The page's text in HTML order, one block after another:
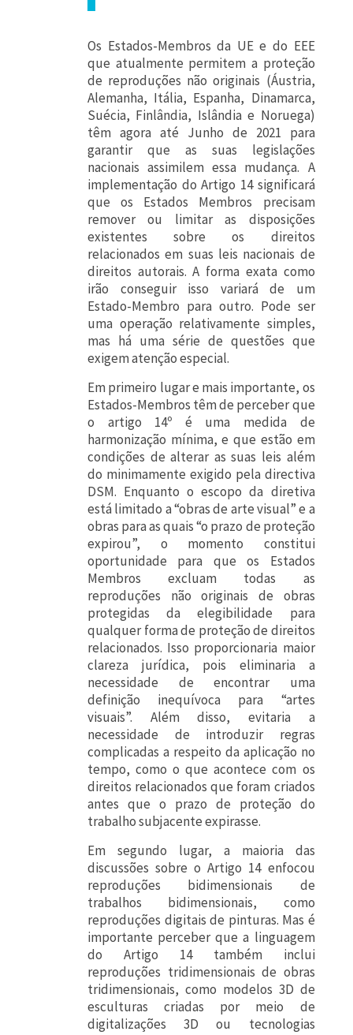
Os Estados-Membros da UE e do EEE
que atualmente permitem a proteção
de reproduções não originais (Áustria,
Alemanha, Itália, Espanha, Dinamarca,
Suécia, Finlândia, Islândia e Noruega)
têm agora até Junho de 2021 para
garantir que as suas legislações
nacionais assimilem essa mudança. A
implementação do Artigo 14 significará
que os Estados Membros precisam
remover ou limitar as disposições
existentes sobre os direitos
relacionados em suas leis nacionais de
direitos autorais. A forma exata como
irão conseguir isso variará de um
Estado-Membro para outro. Pode ser
uma operação relativamente simples,
mas há uma série de questões que
exigem atenção especial.
Em primeiro lugar e mais importante, os
Estados-Membros têm de perceber que
o artigo 14º é uma medida de
harmonização mínima, e que estão em
condições de alterar as suas leis além
do minimamente exigido pela directiva
DSM. Enquanto o escopo da diretiva
está limitado a “obras de arte visual” e a
obras para as quais “o prazo de proteção
expirou”, o momento constitui
oportunidade para que os Estados
Membros excluam todas as
reproduções não originais de obras
protegidas da elegibilidade para
qualquer forma de proteção de direitos
relacionados. Isso proporcionaria maior
clareza jurídica, pois eliminaria a
necessidade de encontrar uma
definição inequívoca para “artes
visuais”. Além disso, evitaria a
necessidade de introduzir regras
complicadas a respeito da aplicação no
tempo, como o que acontece com os
direitos relacionados que foram criados
antes que o prazo de proteção do
trabalho subjacente expirasse.
Em segundo lugar, a maioria das
discussões sobre o Artigo 14 enfocou
reproduções bidimensionais de
trabalhos bidimensionais, como
reproduções digitais de pinturas. Mas é
importante perceber que a linguagem
do Artigo 14 também inclui
reproduções tridimensionais de obras
tridimensionais, como modelos 3D de
esculturas criadas por meio de
digitalizações 3D ou tecnologias